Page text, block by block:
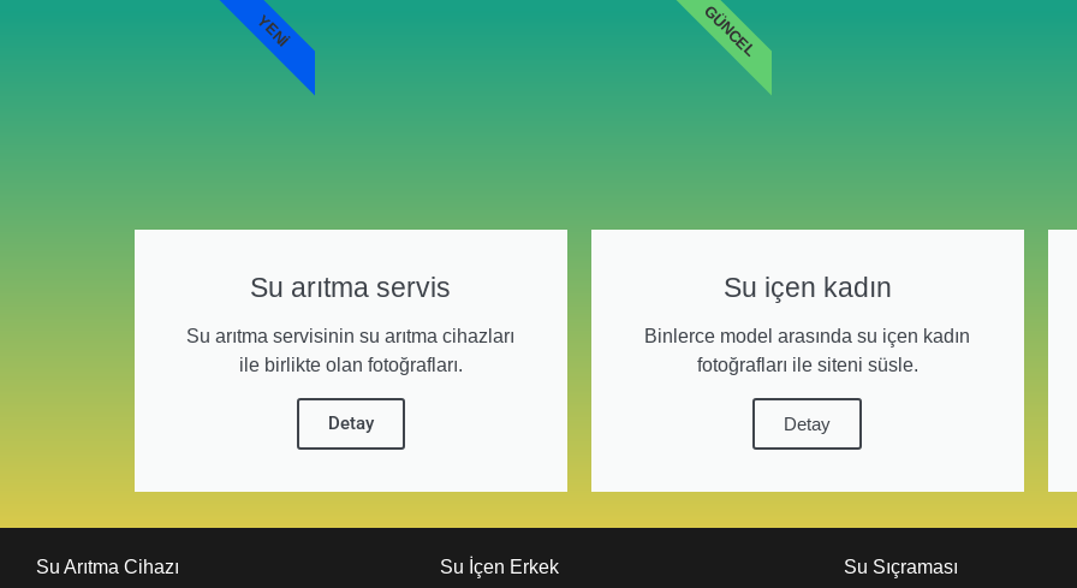
Su arıtma servis
Su arıtma servisinin su arıtma cihazları
ile birlikte olan fotoğrafları.
Detay
YENI
Su içen kadın
Binlerce model arasında su içen kadın
fotoğrafları ile siteni süsle.
Detay
GÜNCEL
Su Arıtma Cihazı Su İçen Erkek Su Sıçraması